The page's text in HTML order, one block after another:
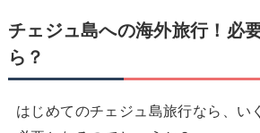
チェジュ島への海外旅行！必
ら？
はじめてのチェジュ島旅行なら、い